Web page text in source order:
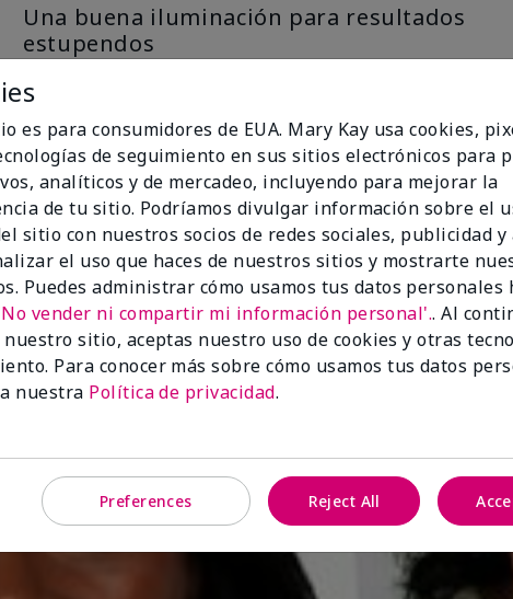
Una buena iluminación para resultados
estupendos
Nuestra tecnología con IA elimina todo el trabajo con
ventana para una iluminación uniforme y natural y
obtén los mejores resultados.
Ideal
es para consumidores de EUA. Mary Kay usa cookies,
de seguimiento en sus sitios electrónicos para
analíticos y de mercadeo, incluyendo para mejorar la
de tu sitio. Podríamos divulgar información sobre el
sitio con nuestros socios de redes sociales, publicidad
el uso que haces de nuestros sitios y mostrarte
Puedes administrar cómo usamos tus datos personales
vender ni compartir mi información personal'.. Al
nuestro sitio, aceptas nuestro uso de cookies y otras
Para conocer más sobre cómo usamos tus datos
nuestra Política de privacidad.
Preferences Reject All